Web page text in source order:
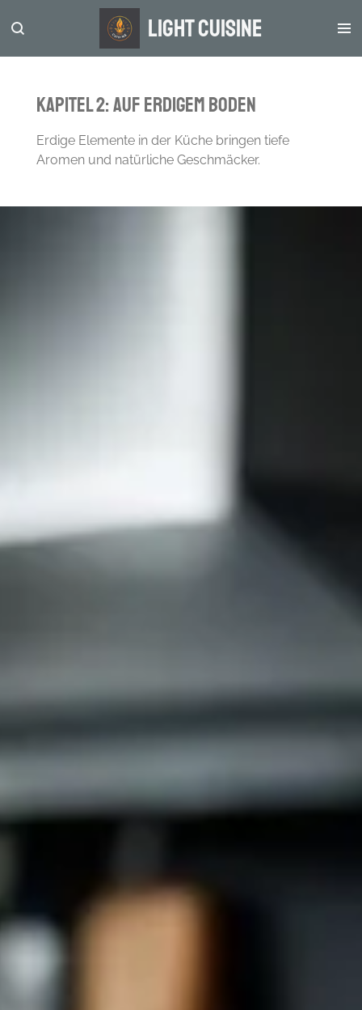
Hauptinhalt
springen
light Cuisine
Kapitel 2: Auf erdigem Boden
Erdige Elemente in der Küche bringen tiefe
Aromen und natürliche Geschmäcker.